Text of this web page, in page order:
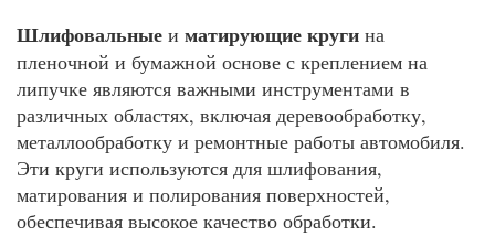
Шлифовальные и матирующиекруги на
пленочной и бумажной основе с креплением на
липучке являются важными инструментами в
различных областях, включая деревообработку,
металлообработку и ремонтные работы автомобиля.
Эти круги используются для шлифования,
матирования и полирования поверхностей,
обеспечивая высокое качество обработки.